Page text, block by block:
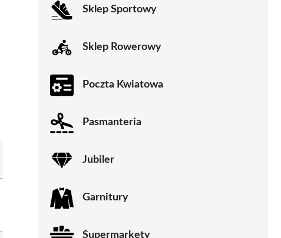
Sklep Sportowy
Sklep Rowerowy
Poczta Kwiatowa
Pasmanteria
Jubiler
Garnitury
Supermarkety